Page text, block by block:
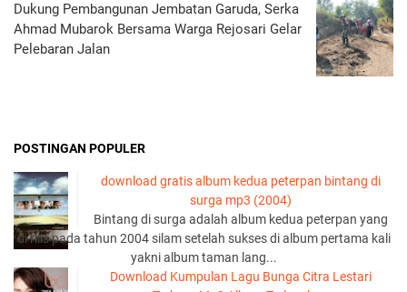
Dukung Pembangunan Jembatan Garuda, Serka
Ahmad Mubarok Bersama Warga Rejosari Gelar
Pelebaran Jalan
POSTINGAN POPULER
download gratis album kedua peterpan bintang di
surga mp3 (2004)
Bintang di surga adalah album kedua peterpan yang
di rilis pada tahun 2004 silam setelah sukses di album pertama kali
yakni album taman lang...
Download Kumpulan Lagu Bunga Citra Lestari